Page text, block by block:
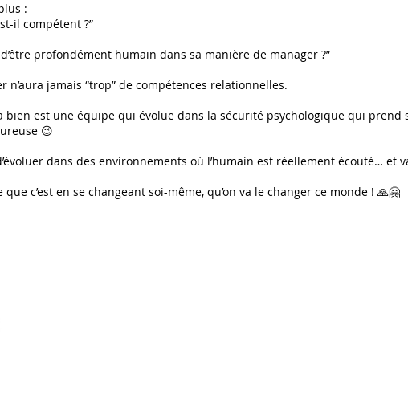
:
il compétent ?”
profondément humain dans sa manière de manager ?”
n’aura jamais “trop” de compétences relationnelles.
bien est une équipe qui évolue dans la sécurité psychologique qui prend
😉
dans des environnements où l’humain est réellement écouté… et
c’est en se changeant soi-même, qu’on va le changer ce monde ! 🙏🤗